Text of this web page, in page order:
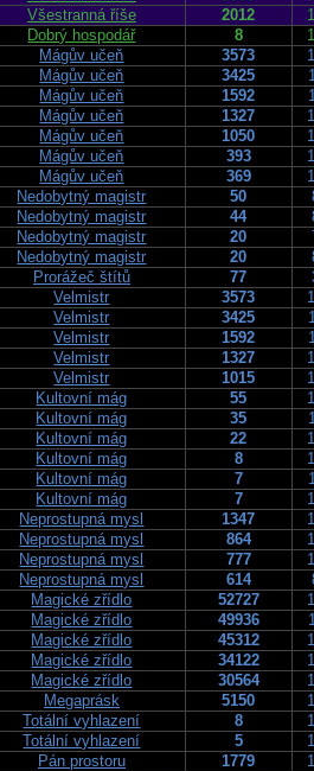
Všestranná říše 2012
Dobrý hospodář 8
Mágův učeň 3573
Mágův učeň 3425
Mágův učeň 1592
Mágův učeň 1327
Mágův učeň 1050
Mágův učeň 393
Mágův učeň 369
Nedobytný magistr 50
Nedobytný magistr 44
Nedobytný magistr 20
Nedobytný magistr 20
Prorážeč štítů 77
Velmistr 3573
Velmistr 3425
Velmistr 1592
Velmistr 1327
Velmistr 1015
Kultovní mág 55
Kultovní mág 35
Kultovní mág 22
Kultovní mág 8
Kultovní mág 7
Kultovní mág 7
Neprostupná mysl 1347
Neprostupná mysl 864
Neprostupná mysl 777
Neprostupná mysl 614
Magické zřídlo 52727
Magické zřídlo 49936
Magické zřídlo 45312
Magické zřídlo 34122
Magické zřídlo 30564
Megaprásk 5150
Totální vyhlazení 8
Totální vyhlazení 5
Pán prostoru 1779